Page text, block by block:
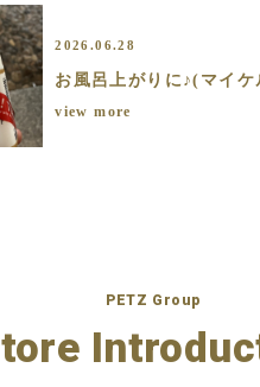
2026.06.28
お風呂上がりに♪(マイケ
view more
PETZ Group
Store